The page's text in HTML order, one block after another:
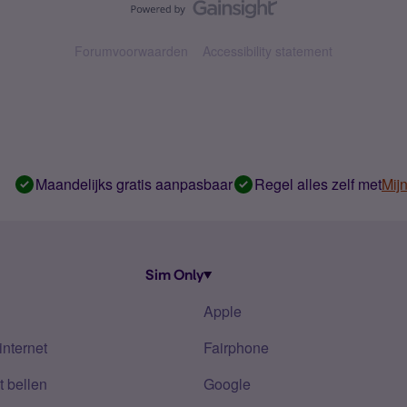
Forumvoorwaarden Accessibility statement
Maandelijks gratis aanpasbaar Regel alles zelf met
Sim Only
bellen
Apple
Fairphone
Google